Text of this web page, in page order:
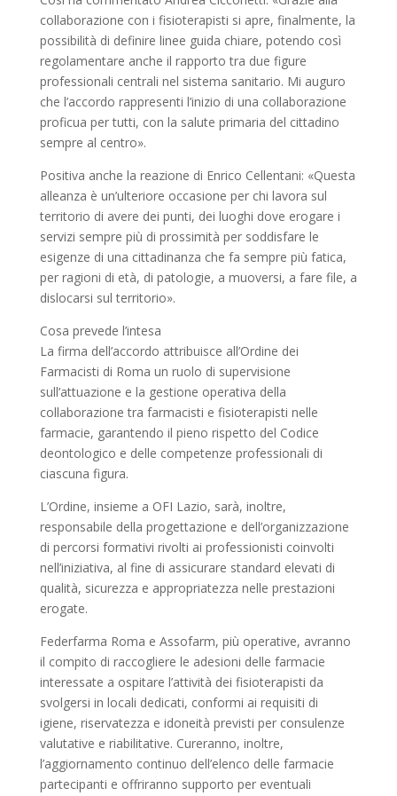
collaborazione con i fisioterapisti si apre, finalmente, la
possibilità di definire linee guida chiare, potendo così
regolamentare anche il rapporto tra due figure
professionali centrali nel sistema sanitario. Mi auguro
che l’accordo rappresenti l’inizio di una collaborazione
proficua per tutti, con la salute primaria del cittadino
sempre al centro».
Positiva anche la reazione di Enrico Cellentani: «Questa
alleanza è un’ulteriore occasione per chi lavora sul
territorio di avere dei punti, dei luoghi dove erogare i
servizi sempre più di prossimità per soddisfare le
esigenze di una cittadinanza che fa sempre più fatica,
per ragioni di età, di patologie, a muoversi, a fare file, a
dislocarsi sul territorio».
Cosa prevede l’intesa
La firma dell’accordo attribuisce all’Ordine dei
Farmacisti di Roma un ruolo di supervisione
sull’attuazione e la gestione operativa della
collaborazione tra farmacisti e fisioterapisti nelle
farmacie, garantendo il pieno rispetto del Codice
deontologico e delle competenze professionali di
ciascuna figura.
L’Ordine, insieme a OFI Lazio, sarà, inoltre,
responsabile della progettazione e dell’organizzazione
di percorsi formativi rivolti ai professionisti coinvolti
nell’iniziativa, al fine di assicurare standard elevati di
qualità, sicurezza e appropriatezza nelle prestazioni
erogate.
Federfarma Roma e Assofarm, più operative, avranno
il compito di raccogliere le adesioni delle farmacie
interessate a ospitare l’attività dei fisioterapisti da
svolgersi in locali dedicati, conformi ai requisiti di
igiene, riservatezza e idoneità previsti per consulenze
valutative e riabilitative. Cureranno, inoltre,
l’aggiornamento continuo dell’elenco delle farmacie
partecipanti e offriranno supporto per eventuali